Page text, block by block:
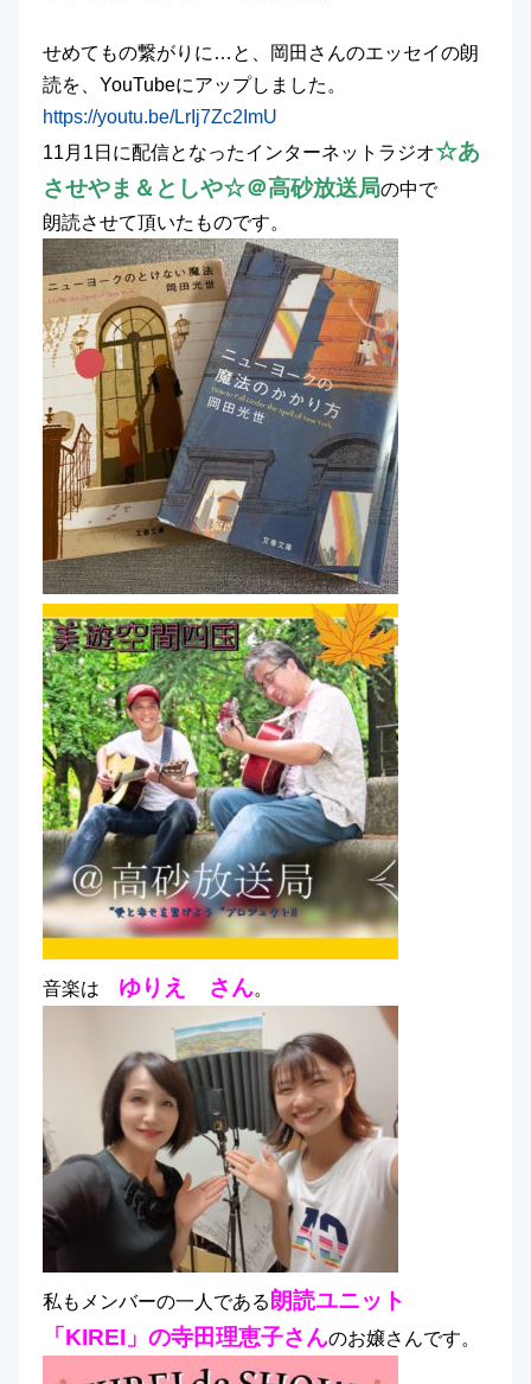
せめてもの繋がりに…と、岡田さんのエッセイの朗
読を、YouTubeにアップしました。
https://youtu.be/LrIj7Zc2ImU
11月1日に配信となったインターネットラジオ☆あ
させやま＆としや☆＠高砂放送局の中で
朗読させて頂いたものです。
音楽は ゆりえ さん。
私もメンバーの一人である 朗読ユニット
「KIREI」の寺田理恵子さんのお嬢さんです。